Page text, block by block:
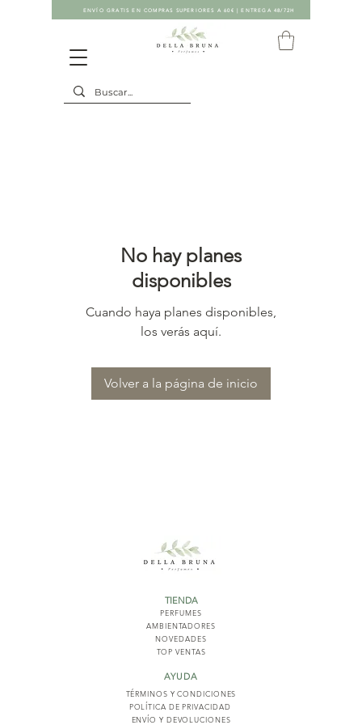
ENVÍO GRATIS EN COMPRAS SUPERIORES A 60€ | ENTREGA 48/72H
No hay planes
disponibles
Cuando haya planes disponibles,
los verás aquí.
Volver a la página de inicio
TIENDA
PERFUMES
AMBIENTADORES
NOVEDADES
TOP VENTAS
AYUDA
TÉRMINOS Y CONDICIONES
POLÍTICA DE PRIVACIDAD
ENVÍO Y DEVOLUCIONES